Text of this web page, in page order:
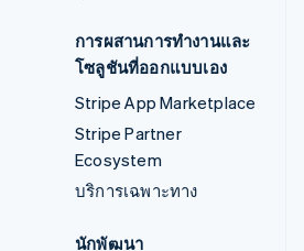
การผสานการทำงานและ
โซลูชันที่ออกแบบเอง
Stripe App Marketplace
Stripe Partner
Ecosystem
บริการเฉพาะทาง
นักพัฒนา